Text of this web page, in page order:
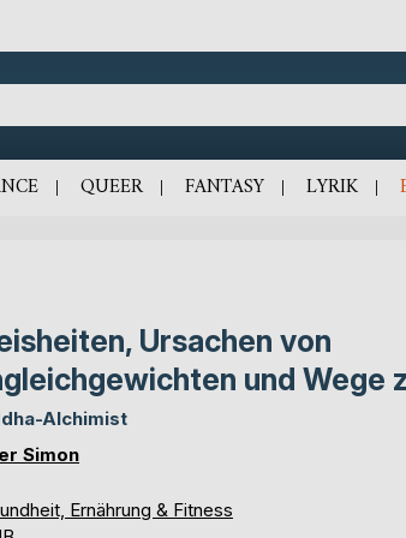
QUEER FANTASY LYRIK
Ursachen von
und Wege
Alchimist
Simon
Ernährung & Fitness